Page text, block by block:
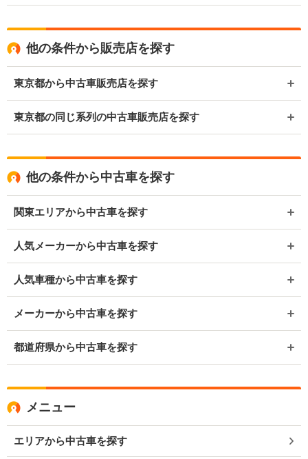
他の条件から販売店を探す
東京都から中古車販売店を探す
東京都の同じ系列の中古車販売店を探す
他の条件から中古車を探す
関東エリアから中古車を探す
人気メーカーから中古車を探す
人気車種から中古車を探す
メーカーから中古車を探す
都道府県から中古車を探す
メニュー
エリアから中古車を探す